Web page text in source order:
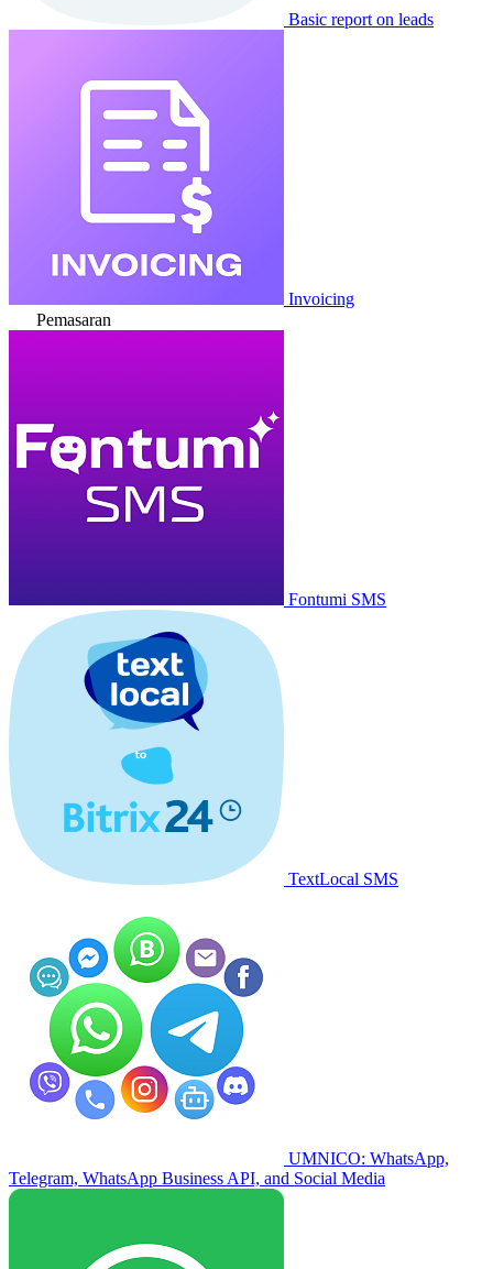
Basic report on leads
Invoicing
Pemasaran
Fontumi SMS
TextLocal SMS
UMNICO: WhatsApp,
Telegram, WhatsApp Business API, and Social Media